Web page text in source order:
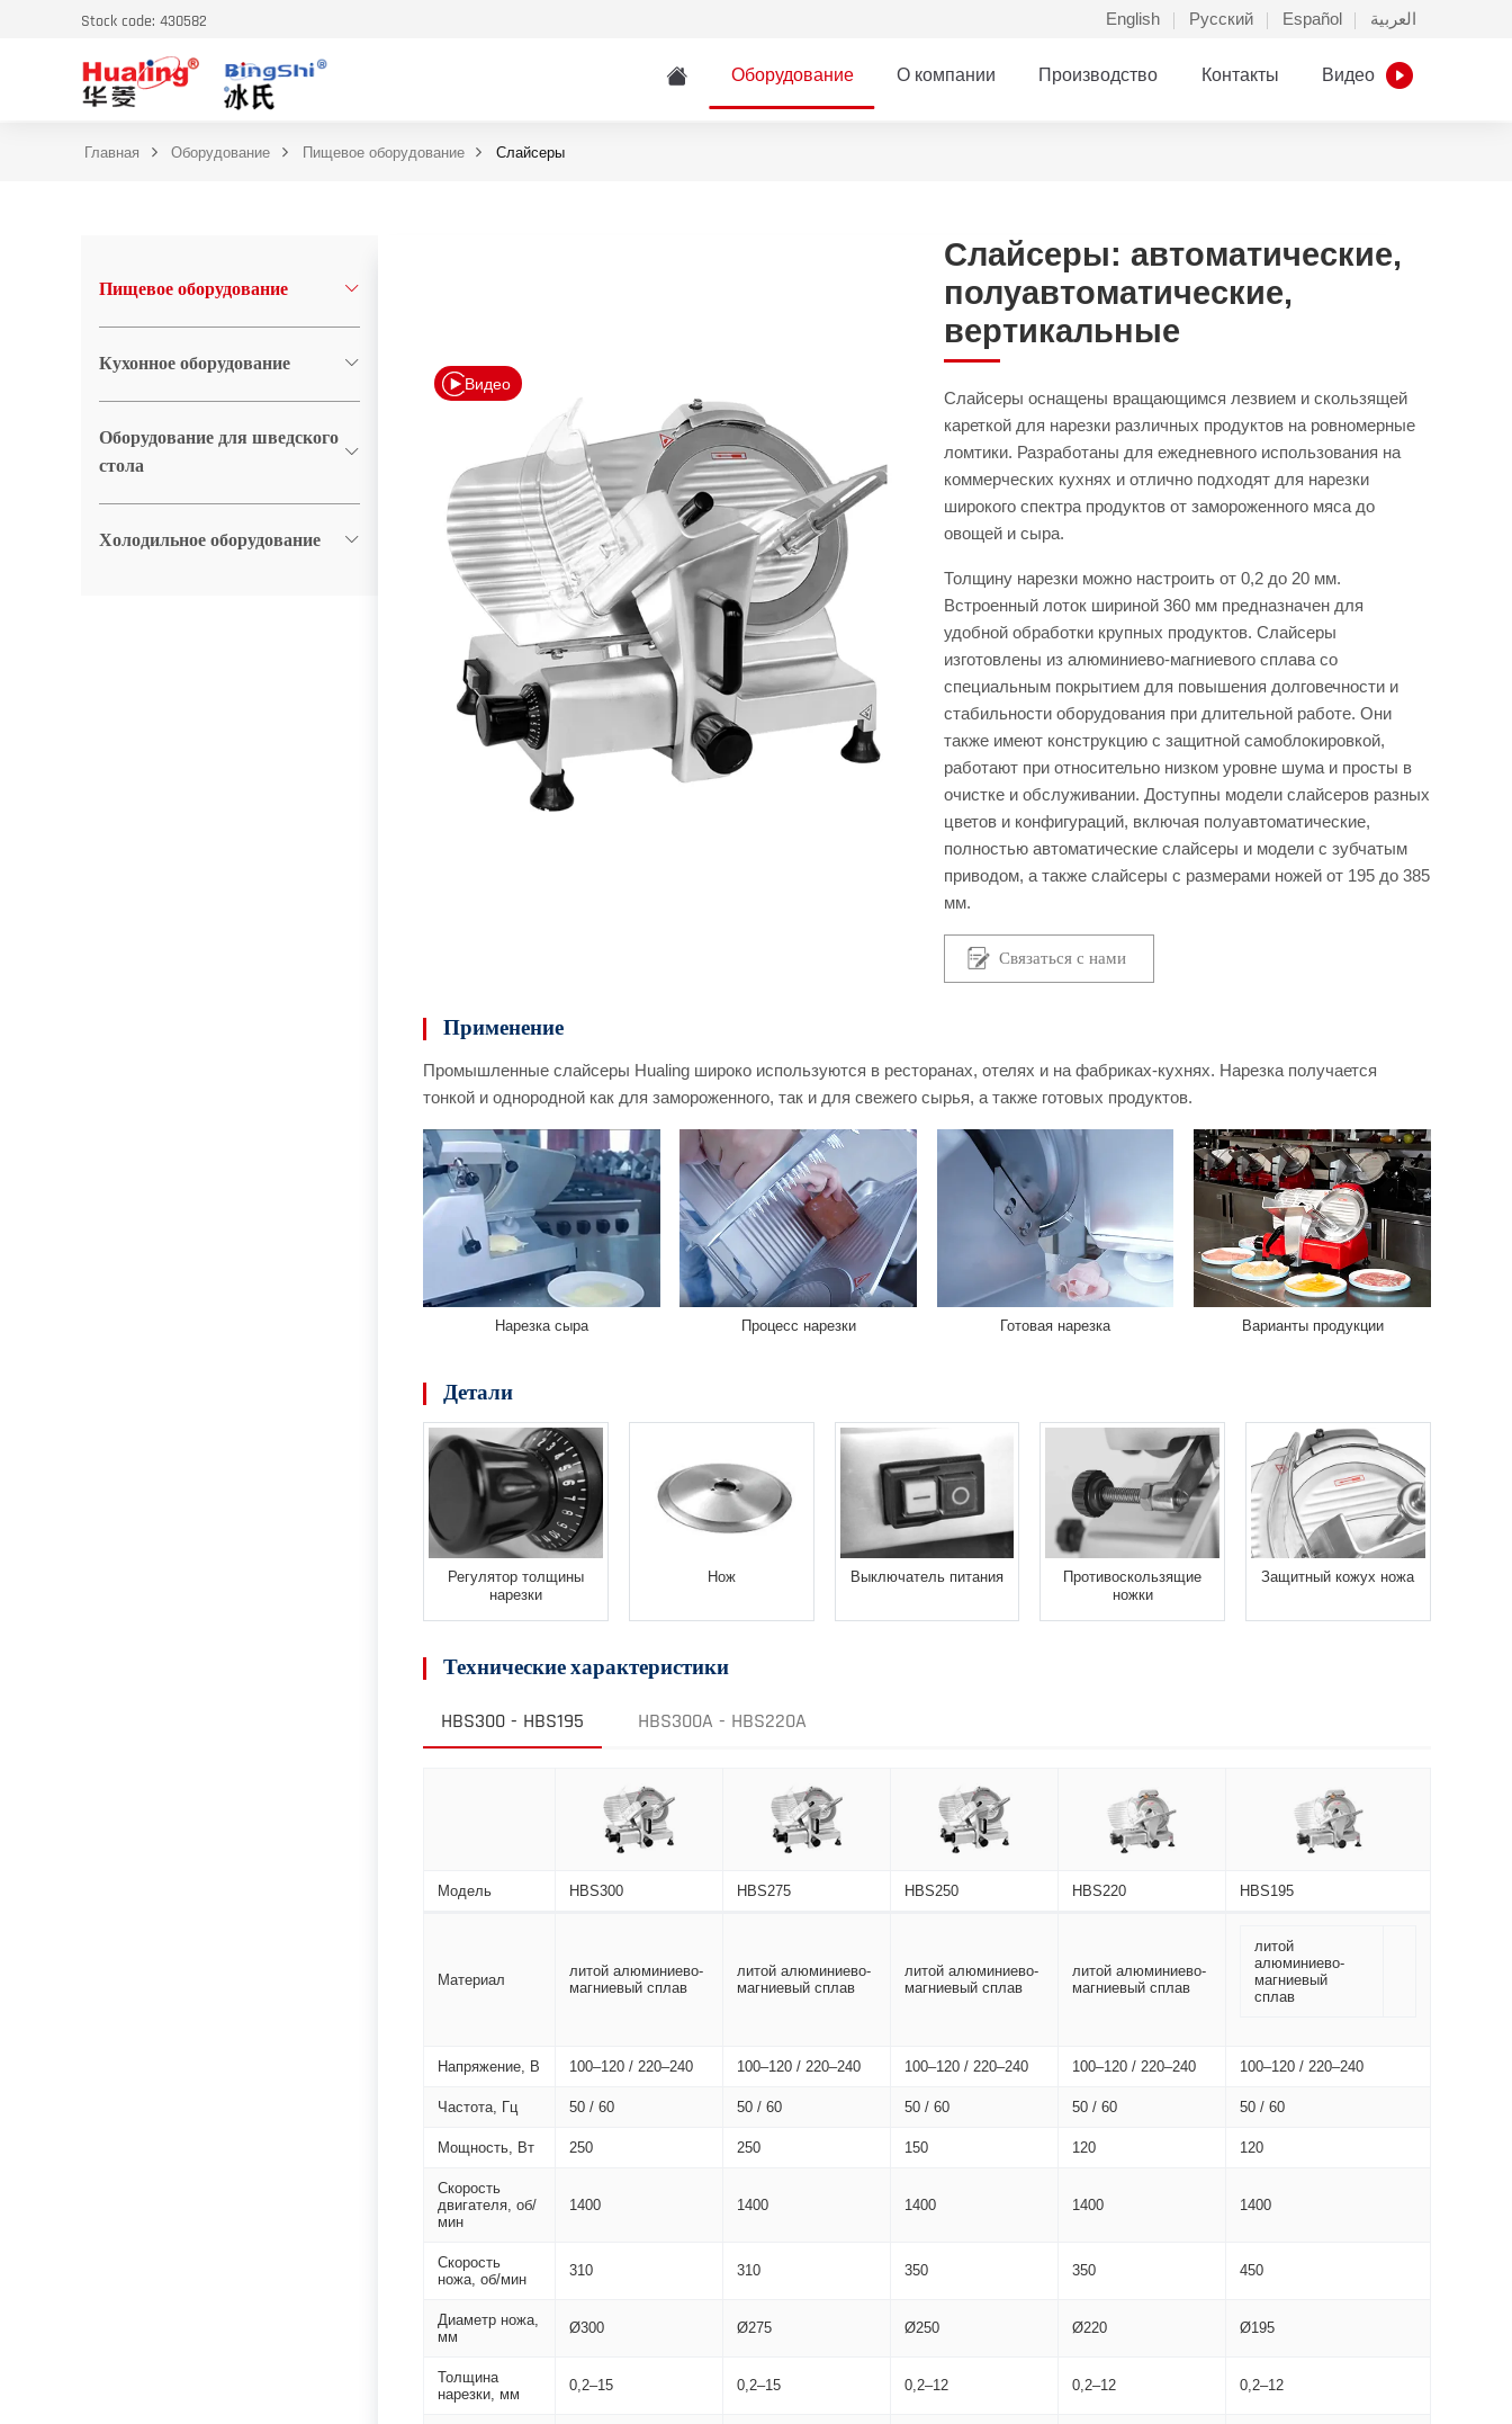
Stock code: 430582 English Русский Español العربية
Оборудование О компании Производство Контакты Видео
Главная Оборудование Пищевое оборудование Слайсеры
Видео
Слайсеры: автоматические,
полуавтоматические,
вертикальные
Слайсеры оснащены вращающимся лезвием и скользящей
кареткой для нарезки различных продуктов на ровномерные
ломтики. Разработаны для ежедневного использования на
коммерческих кухнях и отлично подходят для нарезки
широкого спектра продуктов от замороженного мяса до
овощей и сыра.
Толщину нарезки можно настроить от 0,2 до 20 мм.
Встроенный лоток шириной 360 мм предназначен для
удобной обработки крупных продуктов. Слайсеры
изготовлены из алюминиево-магниевого сплава со
специальным покрытием для повышения долговечности и
стабильности оборудования при длительной работе. Они
также имеют конструкцию с защитной самоблокировкой,
работают при относительно низком уровне шума и просты в
очистке и обслуживании. Доступны модели слайсеров разных
цветов и конфигураций, включая полуавтоматические,
полностью автоматические слайсеры и модели с зубчатым
приводом, а также слайсеры с размерами ножей от 195 до 385
мм.
Связаться с нами
Применение
Промышленные слайсеры Hualing широко используются в ресторанах, отелях и на фабриках-кухнях. Нарезка получается
тонкой и однородной как для замороженного, так и для свежего сырья, а также готовых продуктов.
Нарезка сыра Процесс нарезки Готовая нарезка Варианты продукции
Детали
Регулятор толщины
нарезки
Нож Выключатель питания
Противоскользящие
ножки
Защитный кожух ножа
Технические характеристики
HBS300 - HBS195 HBS300A - HBS220A
Модель HBS300 HBS275 HBS250 HBS220 HBS195
Материал
литой алюминиево-
магниевый сплав
литой алюминиево-
магниевый сплав
литой алюминиево-
магниевый сплав
литой алюминиево-
магниевый сплав
литой
алюминиево-
магниевый
сплав
Напряжение, В 100–120 / 220–240 100–120 / 220–240 100–120 / 220–240 100–120 / 220–240 100–120 / 220–240
Частота, Гц 50 / 60 50 / 60 50 / 60 50 / 60 50 / 60
Мощность, Вт 250 250 150 120 120
Скорость
двигателя, об/
мин
1400 1400 1400 1400 1400
Скорость
ножа, об/мин
310 310 350 350 450
Диаметр ножа,
мм
Ø300 Ø275 Ø250 Ø220 Ø195
Толщина
нарезки, мм
0,2–15 0,2–15 0,2–12 0,2–12 0,2–12
Пищевое оборудование
Кухонное оборудование
Оборудование для шведского
стола
Холодильное оборудование